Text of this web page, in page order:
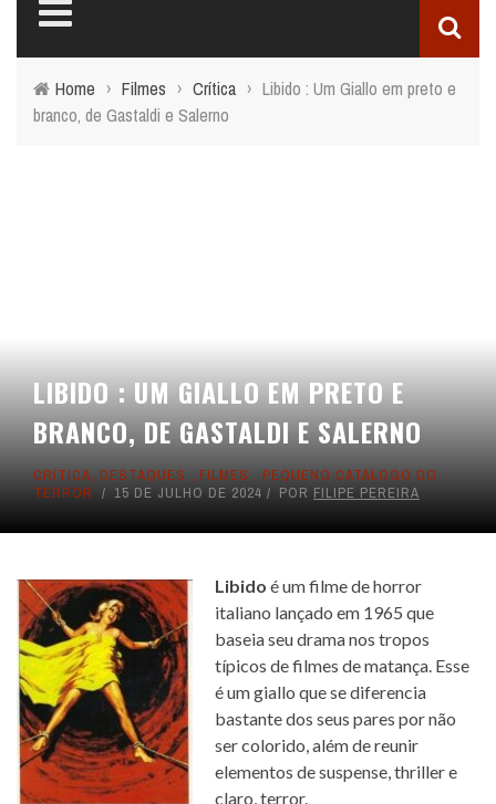
Home › Filmes › Crítica › Libido : Um Giallo em preto e
branco, de Gastaldi e Salerno
LIBIDO : UM GIALLO EM PRETO E
BRANCO, DE GASTALDI E SALERNO
CRÍTICA, DESTAQUES , FILMES , PEQUENO CATÁLOGO DO
TERROR
15 DE JULHO DE 2024 POR FILIPE PEREIRA
Libido é um filme de horror
italiano lançado em 1965 que
baseia seu drama nos tropos
típicos de filmes de matança. Esse
é um giallo que se diferencia
bastante dos seus pares por não
ser colorido, além de reunir
elementos de suspense, thriller e
claro, terror.